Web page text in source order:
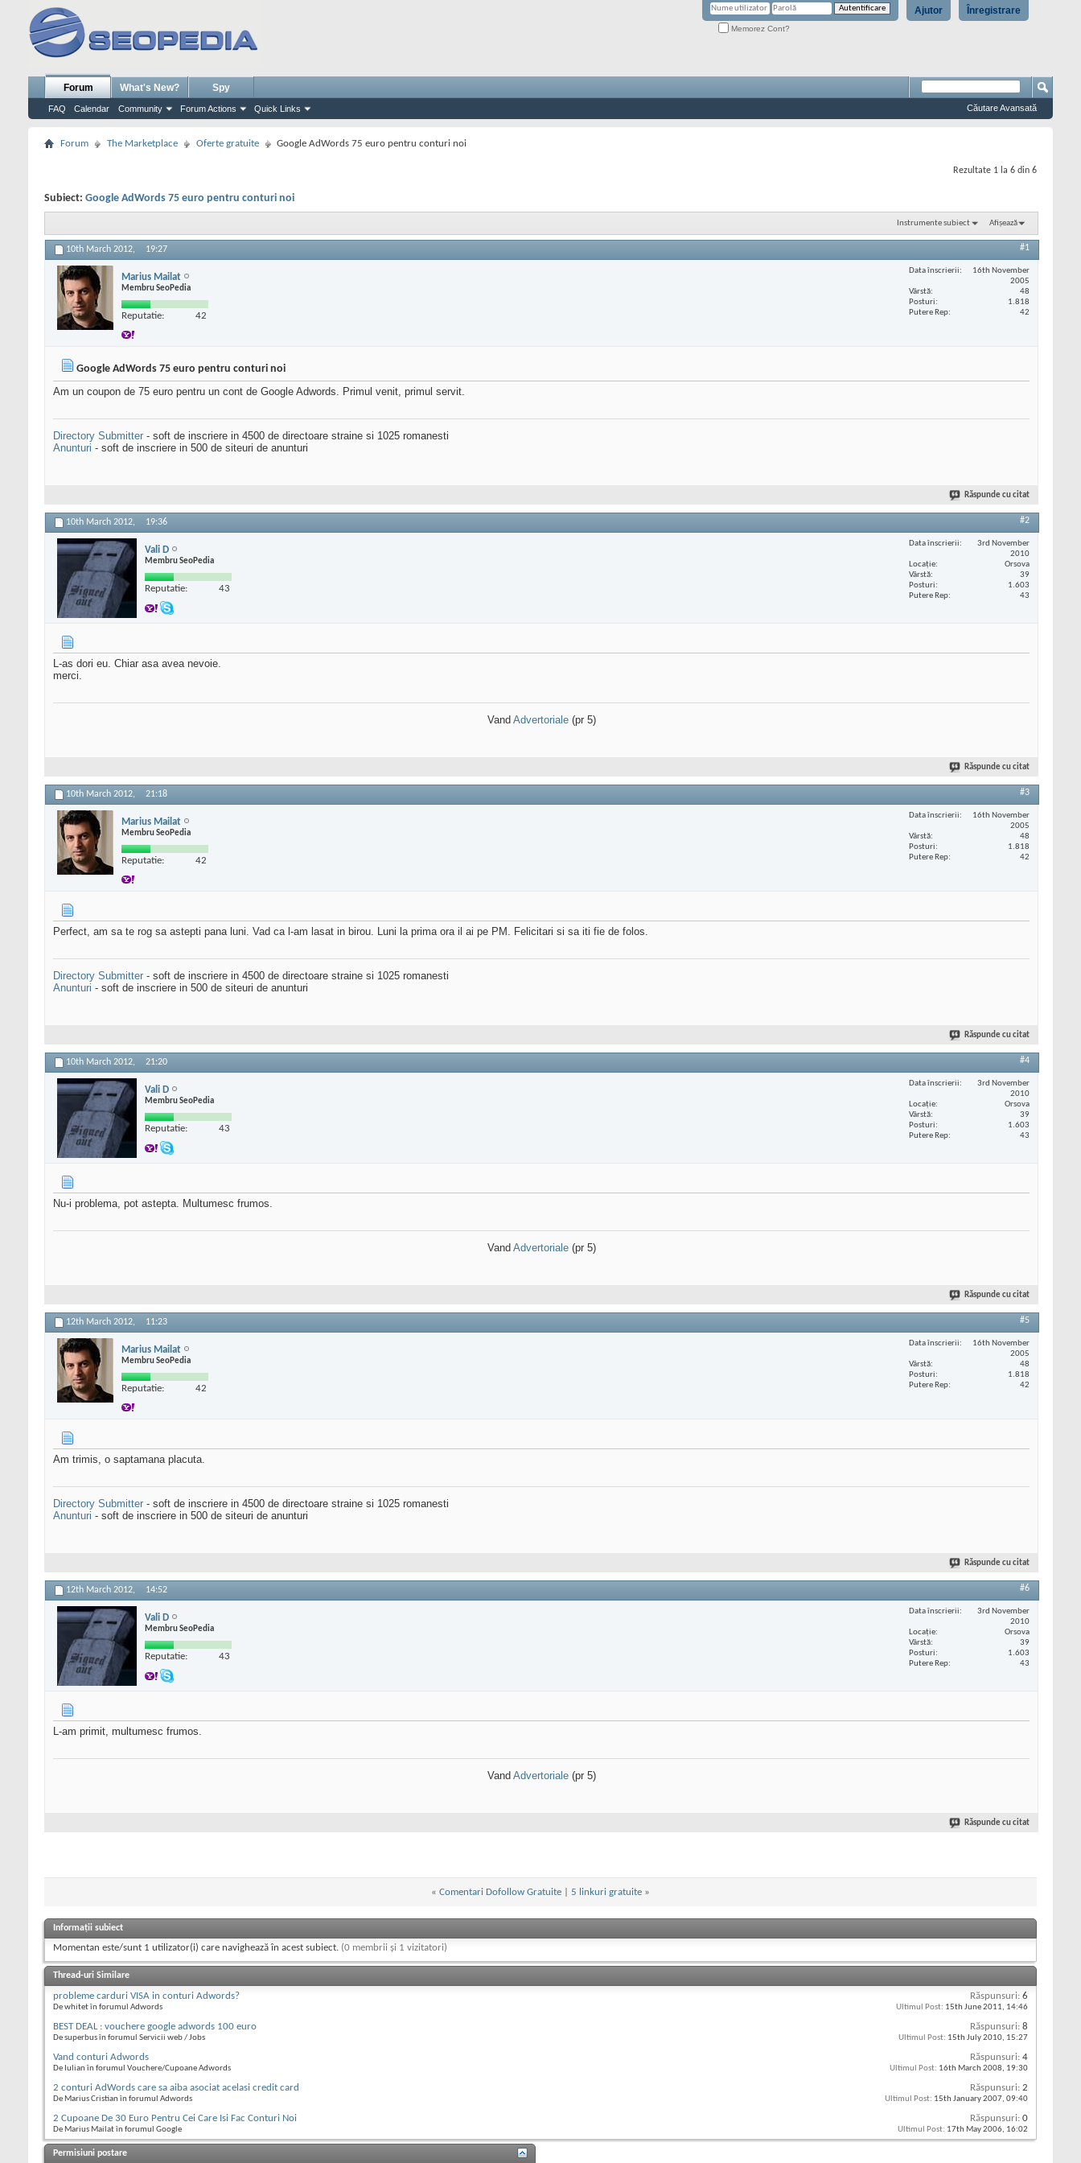
Înregistrare
Ajutor
Memorez Cont?
Forum
FAQ Calendar Community Forum Actions Quick Links
What's New? Spy
Căutare Avansată
Forum The Marketplace Oferte gratuite Google AdWords 75 euro pentru conturi noi
Rezultate 1 la 6 din 6
Subiect: Google AdWords 75 euro pentru conturi noi
Instrumente subiect Afișează
10th March 2012, 19:27 #1
Marius Mailat
Membru SeoPedia
Reputatie: 42
Data înscrierii
16th November
2005
Vârstă
48
Posturi
1.818
Putere Rep
42
Google AdWords 75 euro pentru conturi noi
Am un coupon de 75 euro pentru un cont de Google Adwords. Primul venit, primul servit.
Directory Submitter - soft de inscriere in 4500 de directoare straine si 1025 romanesti
Anunturi - soft de inscriere in 500 de siteuri de anunturi
Răspunde cu citat
10th March 2012, 19:36 #2
Vali D
Membru SeoPedia
Reputatie: 43
Data înscrierii
3rd November
2010
Locaţie
Orsova
Vârstă
39
Posturi
1.603
Putere Rep
43
L-as dori eu. Chiar asa avea nevoie.
merci.
Vand Advertoriale (pr 5)
Răspunde cu citat
10th March 2012, 21:18 #3
Marius Mailat
Membru SeoPedia
Reputatie: 42
Data înscrierii
16th November
2005
Vârstă
48
Posturi
1.818
Putere Rep
42
Perfect, am sa te rog sa astepti pana luni. Vad ca l-am lasat in birou. Luni la prima ora il ai pe PM. Felicitari si sa iti fie de folos.
Directory Submitter - soft de inscriere in 4500 de directoare straine si 1025 romanesti
Anunturi - soft de inscriere in 500 de siteuri de anunturi
Răspunde cu citat
10th March 2012, 21:20 #4
Vali D
Membru SeoPedia
Reputatie: 43
Data înscrierii
3rd November
2010
Locaţie
Orsova
Vârstă
39
Posturi
1.603
Putere Rep
43
Nu-i problema, pot astepta. Multumesc frumos.
Vand Advertoriale (pr 5)
Răspunde cu citat
12th March 2012, 11:23 #5
Marius Mailat
Membru SeoPedia
Reputatie: 42
Data înscrierii
16th November
2005
Vârstă
48
Posturi
1.818
Putere Rep
42
Am trimis, o saptamana placuta.
Directory Submitter - soft de inscriere in 4500 de directoare straine si 1025 romanesti
Anunturi - soft de inscriere in 500 de siteuri de anunturi
Răspunde cu citat
12th March 2012, 14:52 #6
Vali D
Membru SeoPedia
Reputatie: 43
Data înscrierii
3rd November
2010
Locaţie
Orsova
Vârstă
39
Posturi
1.603
Putere Rep
43
L-am primit, multumesc frumos.
Vand Advertoriale (pr 5)
Răspunde cu citat
« Comentari Dofollow Gratuite 5 linkuri gratuite »
Informații subiect
Momentan este/sunt 1 utilizator(i) care navighează în acest subiect. (0 membrii și 1 vizitatori)
Thread-uri Similare
probleme carduri VISA in conturi Adwords?
De whitet în forumul Adwords
Răspunsuri: 6
Ultimul Post: 15th June 2011, 14:46
BEST DEAL : vouchere google adwords 100 euro
De superbus în forumul Servicii web / Jobs
Răspunsuri: 8
Ultimul Post: 15th July 2010, 15:27
Vand conturi Adwords
De Iulian în forumul Vouchere/Cupoane Adwords
Răspunsuri: 4
Ultimul Post: 16th March 2008, 19:30
2 conturi AdWords care sa aiba asociat acelasi credit card
De Marius Cristian în forumul Adwords
Răspunsuri: 2
Ultimul Post: 15th January 2007, 09:40
2 Cupoane De 30 Euro Pentru Cei Care Isi Fac Conturi Noi
De Marius Mailat în forumul Google
Răspunsuri: 0
Ultimul Post: 17th May 2006, 16:02
Permisiuni postare